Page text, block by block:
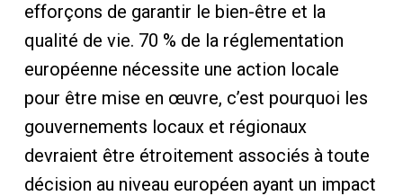
efforçons de garantir le bien-être et la
qualité de vie. 70 % de la réglementation
européenne nécessite une action locale
pour être mise en œuvre, c’est pourquoi les
gouvernements locaux et régionaux
devraient être étroitement associés à toute
décision au niveau européen ayant un impact